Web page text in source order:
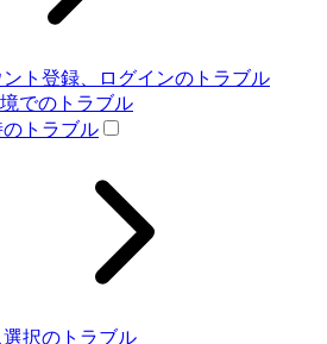
ント登録、ログインのトラブル
でのトラブル
トラブル
選択のトラブル